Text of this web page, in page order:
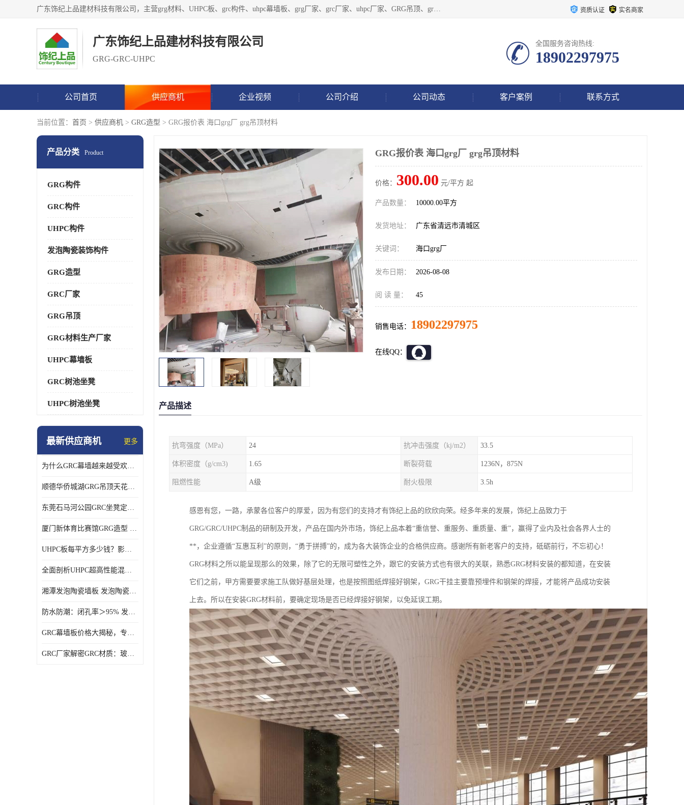
广东饰纪上品建材科技有限公司，主营grg材料、UHPC板、grc构件、uhpc幕墙板、grg厂家、grc厂家、uhpc厂家、GRG吊顶、grg石膏板、grg构件、外墙grc线条、grg造型、grg材料定制，uhpc高性能混凝土，uhpc构件，uhpc镂空挂板，grg材料生产厂家，广东grg厂家，广东grc厂家，联系方式*，2万平厂房，如果您对我公司的产品服务感兴趣，请联系我们。 资质认证 实名商家
广东饰纪上品建材科技有限公司
GRG-GRC-UHPC
全国服务咨询热线:
18902297975
公司首页 供应商机 企业视频 公司介绍 公司动态 客户案例 联系方式
当前位置： 首页 > 供应商机 > GRG造型 > GRG报价表 海口grg厂 grg吊顶材料
产品分类 Product
GRG构件
GRC构件
UHPC构件
发泡陶瓷装饰构件
GRG造型
GRC厂家
GRG吊顶
GRG材料生产厂家
UHPC幕墙板
GRC树池坐凳
UHPC树池坐凳
最新供应商机 更多
为什么GRC幕墙越来越受欢迎？一起来了解GRC幕墙
顺德华侨城湖GRG吊顶天花GRG材料定制厂家饰纪上品
东莞石马河公园GRC坐凳定制选择广东饰纪上品GRC构件厂家
厦门新体育比赛馆GRG造型 GRG材料 广东GRG厂家
UHPC板每平方多少钱？影响价格的关键因素解析
全面剖析UHPC超高性能混凝土：优势显著，劣势何在？
湘潭发泡陶瓷墙板 发泡陶瓷装饰构件 轻质高强：密度低但抗压强度高
防水防潮：闭孔率＞95% 发泡陶瓷装饰构件 南阳发泡陶瓷厂家
GRC幕墙板价格大揭秘，专业厂家报价助您轻松掌控预算
GRC厂家解密GRC材质：玻璃纤维与水泥复合，创新建筑新选择
GRG报价表 海口grg厂 grg吊顶材料
价格： 300.00 元/平方 起
产品数量： 10000.00平方
发货地址： 广东省清远市清城区
关键词： 海口grg厂
发布日期： 2026-08-08
阅 读 量： 45
销售电话： 18902297975
在线QQ：
产品描述
抗弯强度（MPa） 24 抗冲击强度（kj/m2） 33.5
体积密度（g/cm3) 1.65 断裂荷载 1236N，875N
阻燃性能 A级 耐火极限 3.5h
感恩有您，一路，承蒙各位客户的厚爱，因为有您们的支持才有饰纪上品的欣欣向荣。经多年来的发展，饰纪上品致力于
GRG/GRC/UHPC制品的研制及开发，产品在国内外市场，饰纪上品本着“重信誉、重服务、重质量、重”，赢得了业内及社会各界人士的
**，企业遵循“互惠互利”的原则，“勇于拼搏”的，成为各大装饰企业的合格供应商。感谢所有新老客户的支持，砥砺前行，不忘初心！
GRG材料之所以能呈现那么的效果，除了它的无限可塑性之外，跟它的安装方式也有很大的关联，熟悉GRG材料安装的都知道，在安装
它们之前，甲方需要要求施工队做好基层处理，也是按照图纸焊接好钢架，GRG干挂主要靠预埋件和钢架的焊接，才能将产品成功安装
上去。所以在安装GRG材料前，要确定现场是否已经焊接好钢架，以免延误工期。